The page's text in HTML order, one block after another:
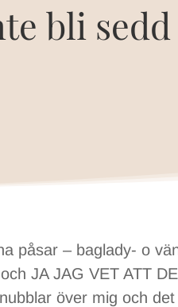
bli sedd
påsar – baglady- o
JA JAG VET ATT
över mig och